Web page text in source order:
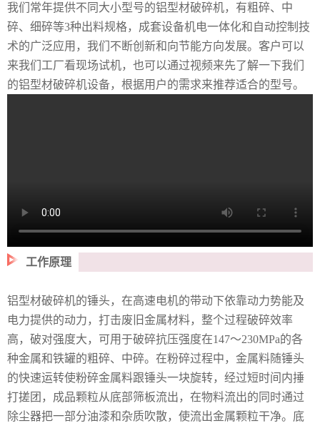
我们常年提供不同大小型号的铝型材破碎机，有粗碎、中
碎、细碎等3种出料规格，成套设备机电一体化和自动控制技
术的广泛应用，我们不断创新和向节能方向发展。客户可以
来我们工厂看现场试机，也可以通过视频来先了解一下我们
的铝型材破碎机设备，根据用户的需求来推荐适合的型号。
工作原理
铝型材破碎机的锤头，在高速电机的带动下依靠动力势能及
电力提供的动力，打击废旧金属材料，整个过程破碎效率
高，破对强度大，可用于破碎抗压强度在147～230MPa的各
种金属和铁罐的粗碎、中碎。在粉碎过程中，金属料随锤头
的快速运转使粉碎金属料跟锤头一块旋转，经过短时间内捶
打搓团，成品颗粒从底部筛板流出，在物料流出的同时通过
除尘器把一部分油漆和杂质吹散，使流出金属颗粒干净。底